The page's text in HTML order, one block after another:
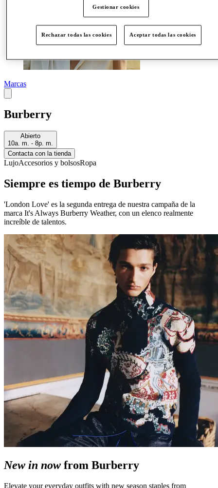
Marcas
Burberry
Abierto
10a. m. - 8p. m.
Contacta con la tienda
LujoAccesorios y bolsosRopa
Siempre es tiempo de Burberry
'London Love' es la segunda entrega de nuestra campaña de la
marca It's Always Burberry Weather, con un elenco realmente
increíble de talentos.
New in now from Burberry
Elevate your everyday outfits with new season staples from
Gestionar cookies
Rechazar todas las cookies Aceptar todas las cookies